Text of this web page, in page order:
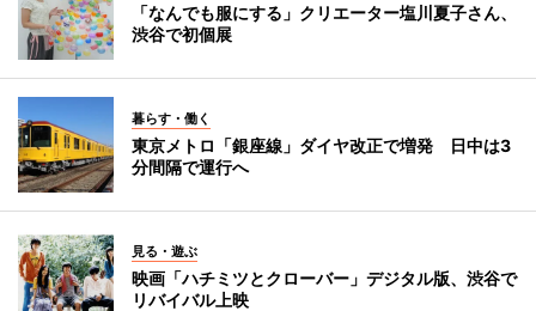
「なんでも服にする」クリエーター塩川夏子さん、
渋谷で初個展
暮らす・働く
東京メトロ「銀座線」ダイヤ改正で増発 日中は3
分間隔で運行へ
見る・遊ぶ
映画「ハチミツとクローバー」デジタル版、渋谷で
リバイバル上映